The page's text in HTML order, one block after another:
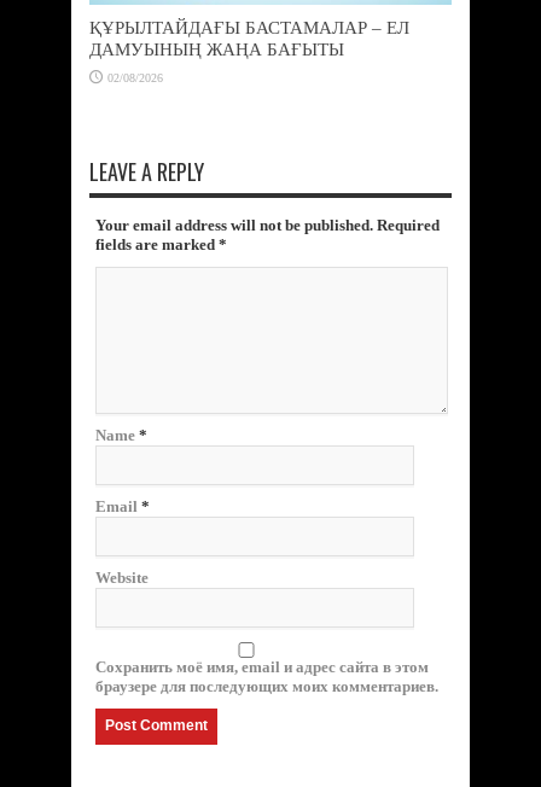
ҚҰРЫЛТАЙДАҒЫ БАСТАМАЛАР – ЕЛ
ДАМУЫНЫҢ ЖАҢА БАҒЫТЫ
02/08/2026
LEAVE A REPLY
Your email address will not be published. Required
fields are marked *
Name *
Email *
Website
Сохранить моё имя, email и адрес сайта в этом
браузере для последующих моих комментариев.